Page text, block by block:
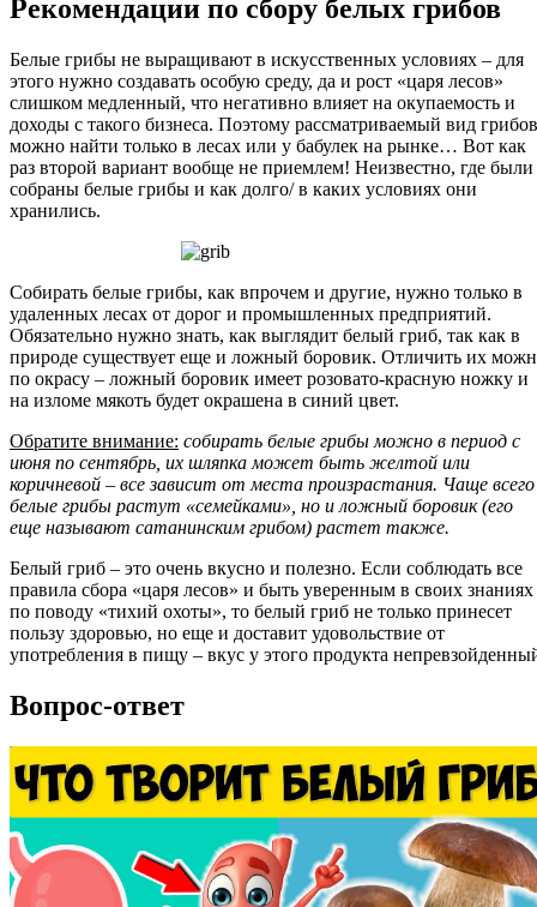
Рекомендации по сбору белых грибов
Белые грибы не выращивают в искусственных условиях – для
этого нужно создавать особую среду, да и рост «царя лесов»
слишком медленный, что негативно влияет на окупаемость и
доходы с такого бизнеса. Поэтому рассматриваемый вид грибов
можно найти только в лесах или у бабулек на рынке… Вот как
раз второй вариант вообще не приемлем! Неизвестно, где были
собраны белые грибы и как долго/ в каких условиях они
хранились.
Собирать белые грибы, как впрочем и другие, нужно только в
удаленных лесах от дорог и промышленных предприятий.
Обязательно нужно знать, как выглядит белый гриб, так как в
природе существует еще и ложный боровик. Отличить их
по окрасу – ложный боровик имеет розовато-красную ножку и
на изломе мякоть будет окрашена в синий цвет.
Обратите внимание: собирать белые грибы можно в период с
июня по сентябрь, их шляпка может быть желтой или
коричневой – все зависит от места произрастания. Чаще всего
белые грибы растут «семейками», но и ложный боровик (его
еще называют сатанинским грибом) растет также.
Белый гриб – это очень вкусно и полезно. Если соблюдать все
правила сбора «царя лесов» и быть уверенным в своих знаниях
по поводу «тихий охоты», то белый гриб не только принесет
пользу здоровью, но еще и доставит удовольствие от
употребления в пищу – вкус у этого продукта
Вопрос-ответ